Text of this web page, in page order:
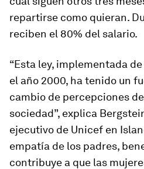
repartirse como quieran.
reciben el 80% del salario.
“Esta ley, implementada
el año 2000, ha tenido un
cambio de percepciones
sociedad”, explica
ejecutivo de Unicef en
empatía de los padres,
contribuye a que las